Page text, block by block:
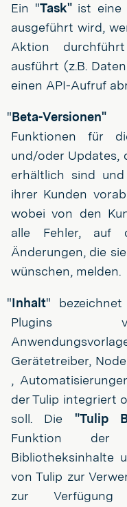
Ein "Task"ist eine
ausgeführt wird,
Aktion
ausführt (z.B.
einen API-Aufruf
"Beta-Versionen"
Funktionen für
und/oder Updates,
erhältlich sind
ihrer Kunden
wobei von den
alle Fehler, auf
Änderungen, die
wünschen, melden.
"Inhalt" bezeichnet
Plugins
Gerätetreiber,
,
der Tulip integriert
soll. Die "Tulip
Funktion
Bibliotheksinhalte
von Tulip zur
zur